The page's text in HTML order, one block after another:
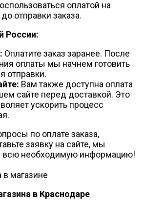
оплатой на
отправки заказа.
России:
Оплатите заказ заранее. После
оплаты мы начнем готовить
отправки.
Вам также доступна оплата
сайте перед доставкой. Это
ускорить процесс
по оплате заказа,
заявку на сайте, мы
всю необходимую информацию!
в магазине
в Краснодаре